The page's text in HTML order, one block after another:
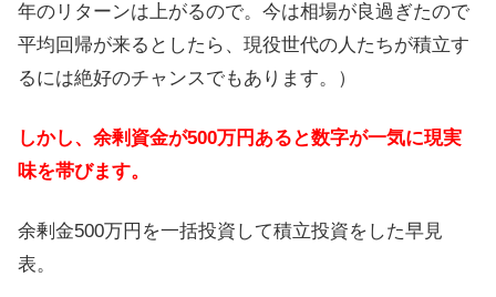
年のリターンは上がるので。今は相場が良過ぎたので
平均回帰が来るとしたら、現役世代の人たちが積立す
るには絶好のチャンスでもあります。）
しかし、余剰資金が500万円あると数字が一気に現実
味を帯びます。
余剰金500万円を一括投資して積立投資をした早見
表。